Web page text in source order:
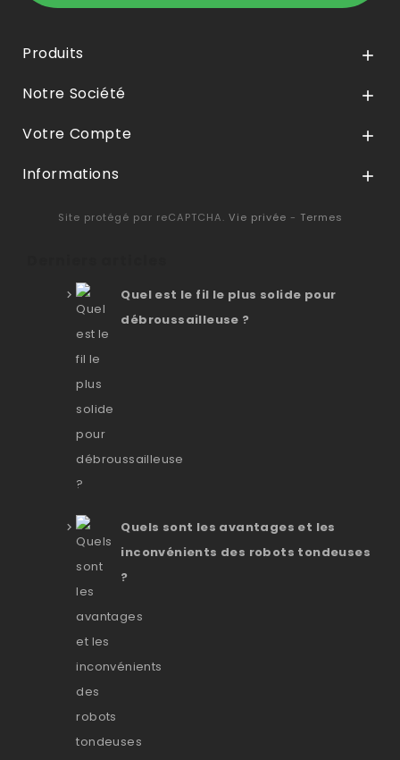
Produits 
Notre Société 
Votre Compte 
Informations 
Site protégé par reCAPTCHA. Vie privée - Termes
Quel est le fil le plus solide pour
débroussailleuse ?
Quels sont les avantages et les
inconvénients des robots tondeuses
?